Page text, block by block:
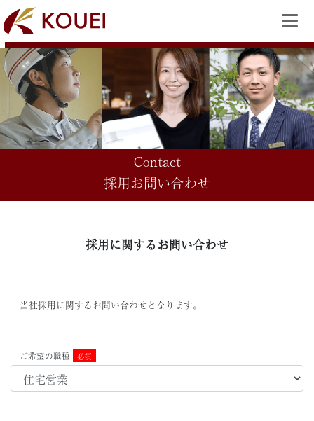
Contact
採用お問い合わせ
採用に関するお問い合わせ
当社採用に関するお問い合わせとなります。
ご希望の職種 必須